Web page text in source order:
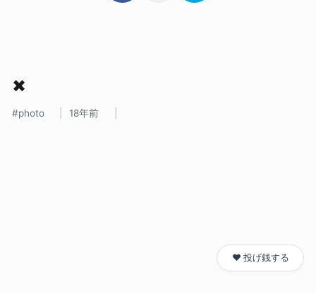
✖
photo 18年前
❤️ 投げ銭する